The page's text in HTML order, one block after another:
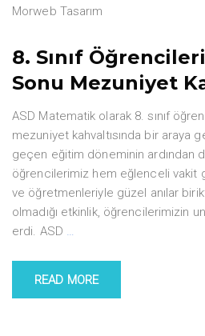
Morweb Tasarım
8. Sınıf
Sonu Mezuniyet
ASD Matematik olarak 8. sınıf
mezuniyet kahvaltısında bir araya
geçen eğitim döneminin ardından
öğrencilerimiz hem eğlenceli vakit
ve öğretmenleriyle güzel anılar
olmadığı etkinlik, öğrencilerimizin
erdi. ASD
READ MORE